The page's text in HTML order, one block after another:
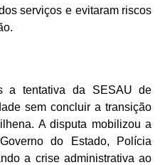
serviços e evitaram riscos
a tentativa da SESAU de
sem concluir a transição
A disputa mobilizou a
do Estado, Polícia
a crise administrativa ao